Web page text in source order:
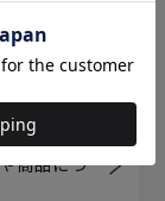
商品につ